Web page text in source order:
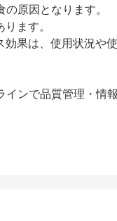
原因となります。
ます。
果は、使用状況や
ンで品質管理・情